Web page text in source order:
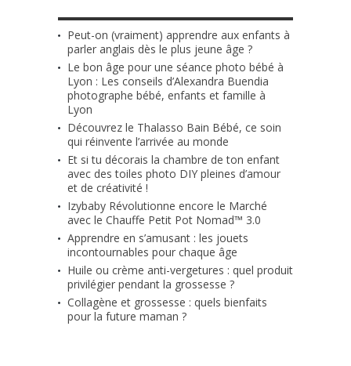
Peut-on (vraiment) apprendre aux enfants à
parler anglais dès le plus jeune âge ?
Le bon âge pour une séance photo bébé à
Lyon : Les conseils d’Alexandra Buendia
photographe bébé, enfants et famille à
Lyon
Découvrez le Thalasso Bain Bébé, ce soin
qui réinvente l’arrivée au monde
Et si tu décorais la chambre de ton enfant
avec des toiles photo DIY pleines d’amour
et de créativité !
Izybaby Révolutionne encore le Marché
avec le Chauffe Petit Pot Nomad™ 3.0
Apprendre en s’amusant : les jouets
incontournables pour chaque âge
Huile ou crème anti-vergetures : quel produit
privilégier pendant la grossesse ?
Collagène et grossesse : quels bienfaits
pour la future maman ?